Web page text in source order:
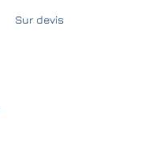
Sur devis